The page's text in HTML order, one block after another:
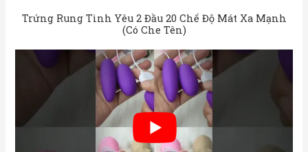
Trứng Rung Tình Yêu 2 Đầu 20 Chế Độ Mát Xa Mạnh
(Có Che Tên)